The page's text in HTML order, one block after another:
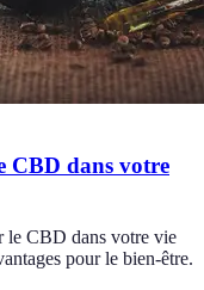
CBD dans votre
le CBD dans votre vie
pour le bien-être.